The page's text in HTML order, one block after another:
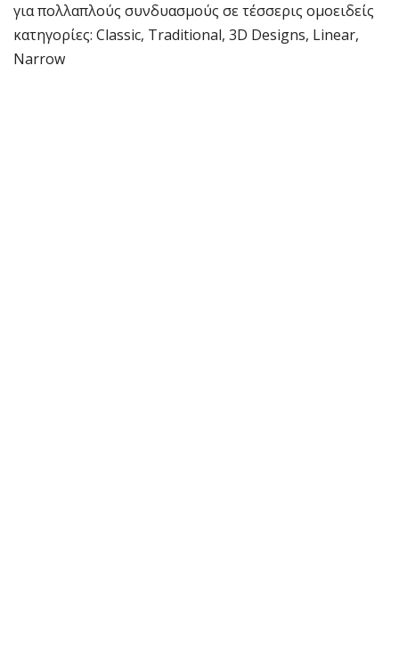
για πολλαπλούς συνδυασμούς σε τέσσερις ομοειδείς
κατηγορίες: Classic, Traditional, 3D Designs, Linear,
Narrow